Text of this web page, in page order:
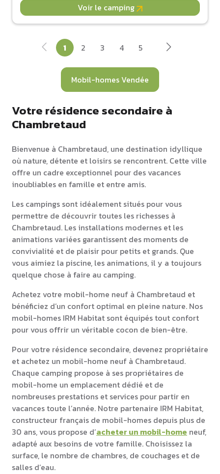
Voir le camping
1 2 3 4 5
Mobil-homes Vendée
Votre résidence secondaire à
Chambretaud
Bienvenue à Chambretaud, une destination idyllique
où nature, détente et loisirs se rencontrent. Cette ville
offre un cadre exceptionnel pour des vacances
inoubliables en famille et entre amis.
Les campings sont idéalement situés pour vous
permettre de découvrir toutes les richesses à
Chambretaud. Les installations modernes et les
animations variées garantissent des moments de
convivialité et de plaisir pour petits et grands. Que
vous aimiez la piscine, les animations, il y a toujours
quelque chose à faire au camping.
Achetez votre mobil-home neuf à Chambretaud et
bénéficiez d’un confort optimal en pleine nature. Nos
mobil-homes IRM Habitat sont équipés tout confort
pour vous offrir un véritable cocon de bien-être.
Pour votre résidence secondaire, devenez propriétaire
et achetez un mobil-home neuf à Chambretaud.
Chaque camping propose à ses propriétaires de
mobil-home un emplacement dédié et de
nombreuses prestations et services pour partir en
vacances toute l’année. Notre partenaire IRM Habitat,
constructeur français de mobil-homes depuis plus de
30 ans, vous propose d’acheter un mobil-home neuf,
adapté aux besoins de votre famille. Choisissez la
surface, le nombre de chambres, de couchages et de
salles d’eau.